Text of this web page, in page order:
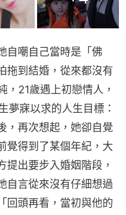
自嘲自己當時是「佛
拖到結婚，從來都沒有
21歲遇上初戀情人，
夢寐以求的人生目標：
，再次想起，她卻自覺
覺得到了某個年紀，大
提出要步入婚姻階段，
自言從來沒有仔細想過
回頭再看，當初與他的